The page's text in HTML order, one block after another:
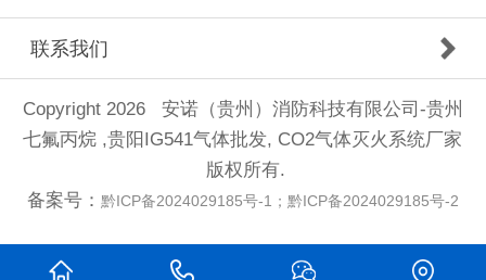
联系我们
Copyright 2026 安诺（贵州）消防科技有限公司-贵州
七氟丙烷 ,贵阳IG541气体批发, CO2气体灭火系统厂家
版权所有.
备案号： 黔ICP备2024029185号-1；黔ICP备2024029185号-2